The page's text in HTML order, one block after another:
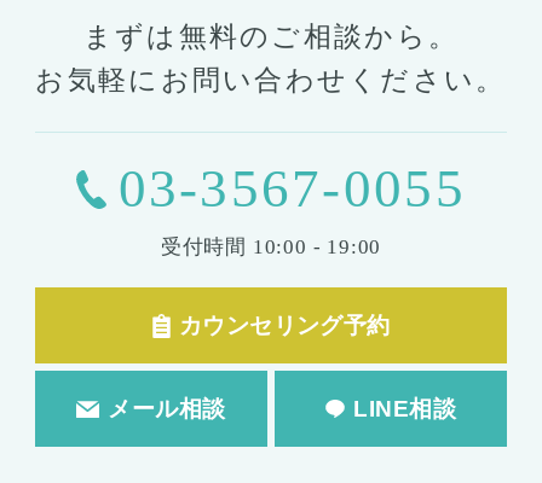
まずは無料のご相談から。
お気軽にお問い合わせください。
03-3567-0055
受付時間 10:00 - 19:00
カウンセリング予約
メール相談 LINE相談